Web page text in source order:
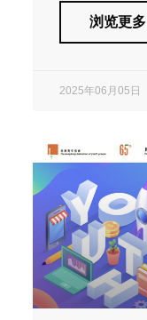
浏览更多
2025年06月05日